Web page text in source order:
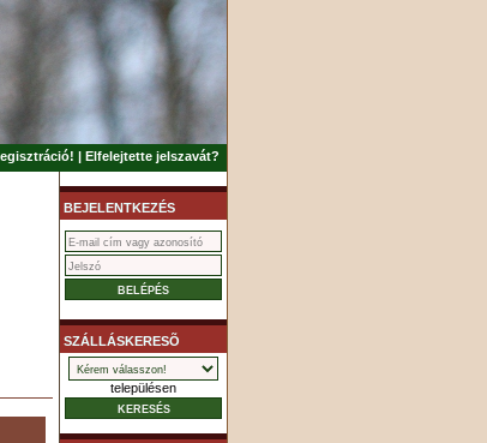
| Elfelejtette jelszavát?
BEJELENTKEZÉS
SZÁLLÁSKERESÕ
településen